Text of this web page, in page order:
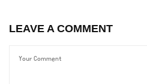
LEAVE A COMMENT